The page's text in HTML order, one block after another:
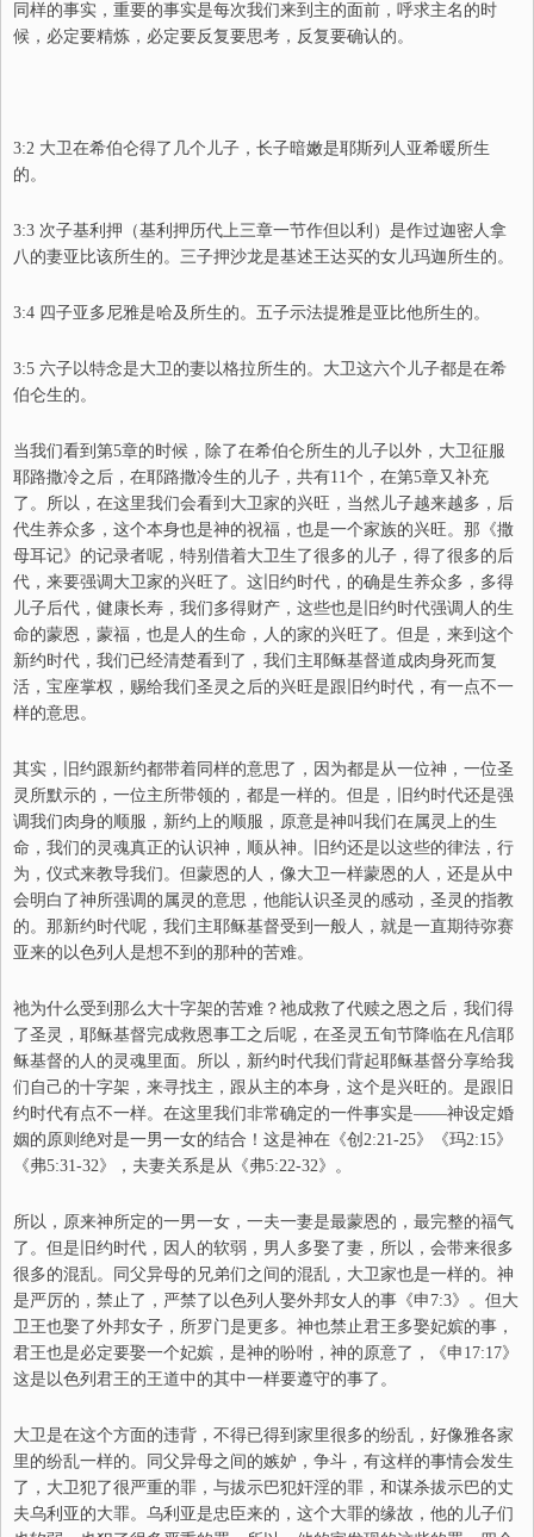
同样的事实，重要的事实是每次我们来到主的面前，呼求主名的时
候，必定要精炼，必定要反复要思考，反复要确认的。
3:2 大卫在希伯仑得了几个儿子，长子暗嫩是耶斯列人亚希暖所生
的。
3:3 次子基利押（基利押历代上三章一节作但以利）是作过迦密人拿
八的妻亚比该所生的。三子押沙龙是基述王达买的女儿玛迦所生的。
3:4 四子亚多尼雅是哈及所生的。五子示法提雅是亚比他所生的。
3:5 六子以特念是大卫的妻以格拉所生的。大卫这六个儿子都是在希
伯仑生的。
当我们看到第5章的时候，除了在希伯仑所生的儿子以外，大卫征服
耶路撒冷之后， 在耶路撒冷生的儿子，共有11个，在第5章又补充
了。所以，在这里我们会看到大卫家的兴旺，当然儿子越来越多，后
代生养众多，这个本身也是神的祝福，也是一个家族的兴旺。那《撒
母耳记》的记录者呢，特别借着大卫生了很多的儿子，得了很多的后
代，来要强调大卫家的兴旺了。这旧约时代，的确是生养众多，多得
儿子后代，健康长寿，我们多得财产，这些也是旧约时代强调人的生
命的蒙恩，蒙福，也是人的生命，人的家的兴旺了。但是，来到这个
新约时代，我们已经清楚看到了，我们主耶稣基督道成肉身死而复
活，宝座掌权，赐给我们圣灵之后的兴旺是跟旧约时代，有一点不一
样的意思。
其实，旧约跟新约都带着同样的意思了，因为都是从一位神，一位圣
灵所默示的，一位主所带领的，都是一样的。但是，旧约时代还是强
调我们肉身的顺服， 新约上的顺服，原意是神叫我们在属灵上的生
命，我们的灵魂真正的认识神，顺从神。旧约还是以这些的律法，行
为，仪式来教导我们。但蒙恩的人，像大卫一样蒙恩的人，还是从中
会明白了神所强调的属灵的意思，他能认识圣灵的感动，圣灵的指教
的。那新约时代呢，我们主耶稣基督受到一般人，就是一直期待弥赛
亚来的以色列人是想不到的那种的苦难。
祂为什么受到那么大十字架的苦难？祂成救了代赎之恩之后，我们得
了圣灵，耶稣基督完成救恩事工之后呢，在圣灵五旬节降临在凡信耶
稣基督的人的灵魂里面。所以，新约时代我们背起耶稣基督分享给我
们自己的十字架，来寻找主，跟从主的本身，这个是兴旺的。是跟旧
约时代有点不一样。在这里我们非常确定的一件事实是——神设定婚
姻的原则绝对是一男一女的结合！这是神在《创2:21-25》《玛2:15》
《弗5:31-32》，夫妻关系是从《弗5:22-32》。
所以，原来神所定的一男一女，一夫一妻是最蒙恩的，最完整的福气
了。但是 旧约时代，因人的软弱，男人多娶了妻，所以，会带来很多
很多的混乱。同父异母的兄弟们之间的混乱，大卫家也是一样的。神
是严厉的，禁止了，严禁了 以色列人娶外邦女人的事《申7:3》。 但大
卫王也娶了外邦女子，所罗门是更多。 神也禁止君王多娶妃嫔的事 ，
君王也是必定要娶一个妃嫔，是神的吩咐，神的原意了，《申17:17》
这是以色列君王的王道中的其中一样要遵守的事了。
大卫是在这个方面的违背，不得已得到家里很多的纷乱，好像雅各家
里的纷乱一样的。同父异母之间的嫉妒，争斗，有这样的事情会发生
了，大卫犯了很严重的罪，与拔示巴犯奸淫的罪，和谋杀拔示巴的丈
夫乌利亚的大罪。乌利亚是忠臣来的，这个大罪的缘故，他的儿子们